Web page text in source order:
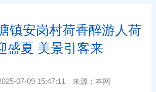
镇安岗村荷香醉游人荷
盛夏 美景引客来
07-09 15:47:11 来源： 本网